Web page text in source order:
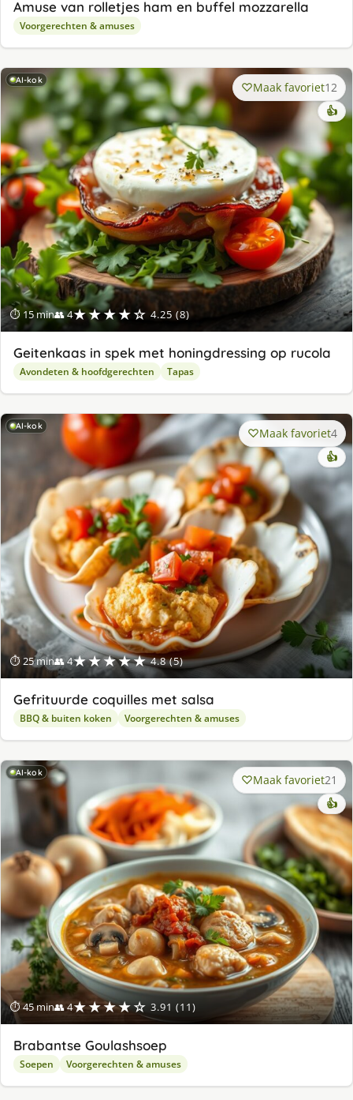
Amuse van rolletjes ham en buffel mozzarella
Voorgerechten & amuses
AI-kok
⏱ 15 min👥 4★★★★☆ 4.25 (8)
Maak favoriet12
👍
Geitenkaas in spek met honingdressing op rucola
Avondeten & hoofdgerechten Tapas
AI-kok
⏱ 25 min👥 4★★★★★ 4.8 (5)
Maak favoriet4
👍
Gefrituurde coquilles met salsa
BBQ & buiten koken Voorgerechten & amuses
AI-kok
⏱ 45 min👥 4★★★★☆ 3.91 (11)
Maak favoriet21
👍
Brabantse Goulashsoep
Soepen Voorgerechten & amuses